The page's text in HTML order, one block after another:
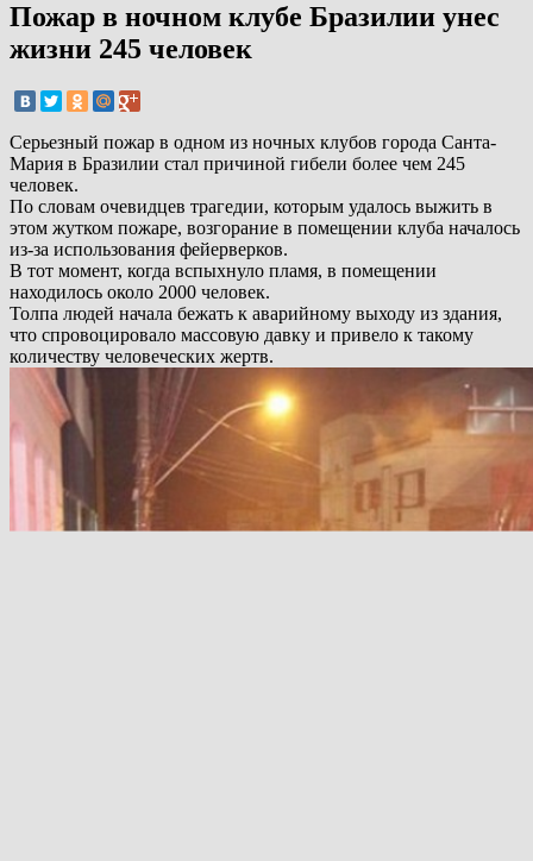
Пожар в ночном клубе Бразилии унес
жизни 245 человек
Серьезный пожар в одном из ночных клубов города Санта-
Мария в Бразилии стал причиной гибели более чем 245
человек.
По словам очевидцев трагедии, которым удалось выжить в
этом жутком пожаре, возгорание в помещении клуба началось
из-за использования фейерверков.
В тот момент, когда вспыхнуло пламя, в помещении
находилось около 2000 человек.
Толпа людей начала бежать к аварийному выходу из здания,
что спровоцировало массовую давку и привело к такому
количеству человеческих жертв.